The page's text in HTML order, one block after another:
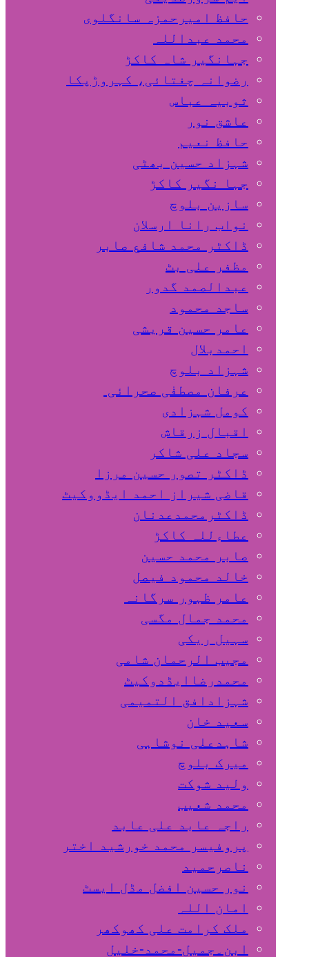
حافظ امیرحمزہ سانگلوی
محمد عبداللہ
جہانگیر شاہ کاکڑ
رضوانہ چغتائی، کہروڑپکا
ثوبیہ عباس
عاشق نور
حافظ نعیم
شہزاد حسین بھٹی
جہا نگیر کاکڑ
سازین بلوچ
نواب رانا ارسلان
ڈاکٹر محمد شافع صابر
مظفر علی بٹ
عبدالصمد گدور
ساجد محمود
عامر حسین قریشی
اﺣﻤﺪﺑﻼل
شہزاد بلوچ
عرفان مصطفٰی صحرائی
کومل شہزادی
اقبال زرقاش
سجاد علی شاکر
ڈاکٹر تصور حسین مرزا
قاضی شیراز احمد ایڈووکیٹ
ڈاکٹرمحمدعدنان
عطاءللہ کاکڑ
صابر محمد حسین
خالد محمود فیصل
عامر ظہور سرگانہ
محمد جمال مگسی
سہیل ريكی
مجیب الرحمان شامی
محمدرضاایڈدوکیٹ
شہزادافق التمیمی
سعید خان
شاہدعلی نوشاہی
میرک بلوچ
ولید شوکت
محمد شعیب
راجہ عابد علی عابد
پروفیسر محمد خورشید اختر
ناصرحمید
نور حسین افضل مڈل ایسٹ
امان اللہ
ملک کرامت علی کھوکھر
ابن۔جمیل-محمد-خلیل